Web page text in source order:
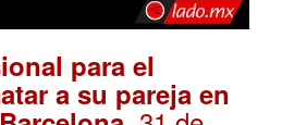
para el
a su pareja en